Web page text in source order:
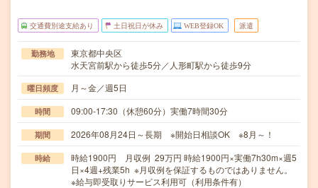
交通費別途支給あり 土日祝日が休み WEB登録OK 派遣
勤務地
東京都中央区
水天宮前駅から徒歩5分／人形町駅から徒歩9分
曜日頻度 月～金／週5日
時間 09:00-17:30（休憩60分）実働7時間30分
期間 2026年08月24日～長期 ※開始日相談OK ※8月～！
時給
時給1900円 月収例 29万円 時給1900円×実働7h30m×週5
日×4週+残業5h ※月収例を保証するものではありません。
※給与即受取りサービス利用可（利用条件有）